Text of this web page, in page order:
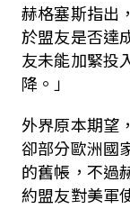
赫格塞斯指出
於盟友是否達
友未能加緊投
降。」
外界原本期望
卻部分歐洲國
的舊帳，不過
約盟友對美軍